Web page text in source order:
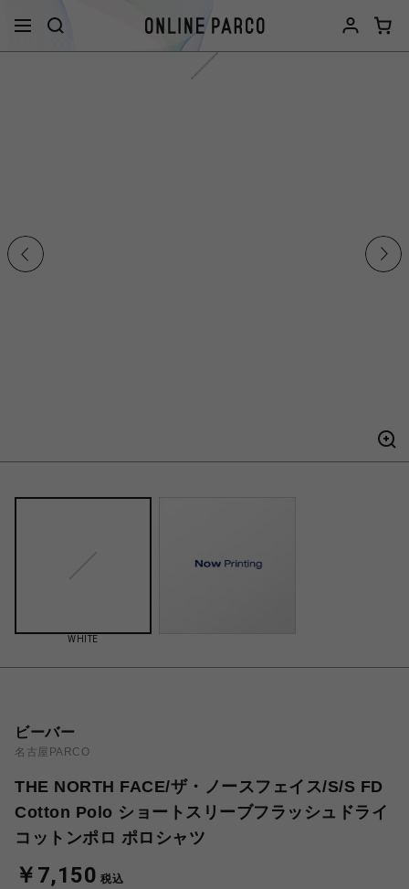
WHITE
ビーバー
名古屋PARCO
THE NORTH FACE/ザ・ノースフェイス/S/S FD
Cotton Polo ショートスリーブフラッシュドライ
コットンポロ ポロシャツ
￥7,150 税込